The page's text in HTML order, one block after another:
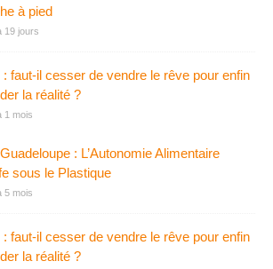
à pied
19 jours
: faut-il cesser de vendre le rêve pour enfin
la réalité ?
1 mois
: L’Autonomie Alimentaire
sous le Plastique
5 mois
: faut-il cesser de vendre le rêve pour enfin
la réalité ?